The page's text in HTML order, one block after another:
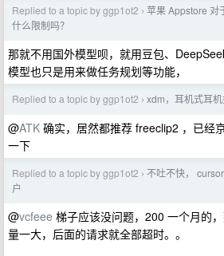
Replied to a topic by ggp1ot2 › 苹果 Appstore 对
什么限制吗？
那就不用国外模型呗，就用豆包、
模型也只是用来做任务规划等功能，
Replied to a topic by ggp1ot2 › xdm，耳机式耳机
@ATK 确实，居然都推荐 freeclip2 ，已经
一下
Replied to a topic by ggp1ot2 › 不吐不快，
户
@vcfeee 梯子应该没问题，200 一个月的
量一大，后面的请求就全部超时。。